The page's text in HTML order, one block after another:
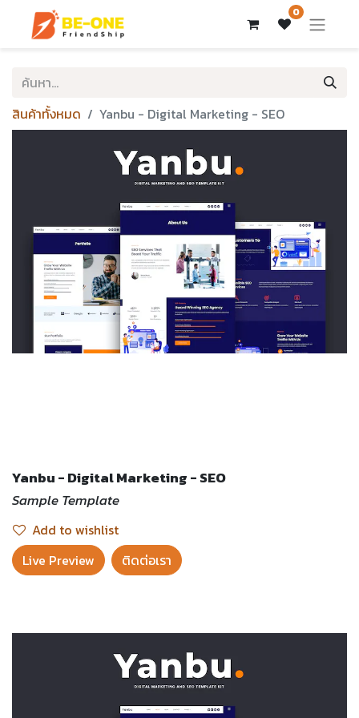
0
สินค้าทั้งหมด Yanbu - Digital Marketing - SEO
Yanbu - Digital Marketing - SEO
Sample Template
Add to wishlist
Live Preview​
ติดต่อเรา